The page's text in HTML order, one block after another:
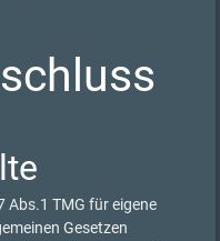
Abs.1 TMG für eigene
Gesetzen